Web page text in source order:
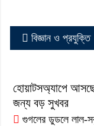
বিজ্ঞান ও প্রযুক্তি
হোয়াটসঅ্যাপে
জন্য বড় সুখবর
গুগলের ডুডলে লাল-